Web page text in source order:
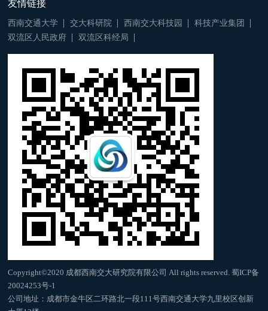
友情链接
西南交通大学 交大科研院 西南交大科技园
科技产业集团
双流区人民政府
双流区科经局
Copyright©2020 成都西南交大研究院有限公司 All rights reserved.蜀ICP备
20024253号-1
公司地址：成都市金牛区二环路北一段111号西南交通大学九里校区创新